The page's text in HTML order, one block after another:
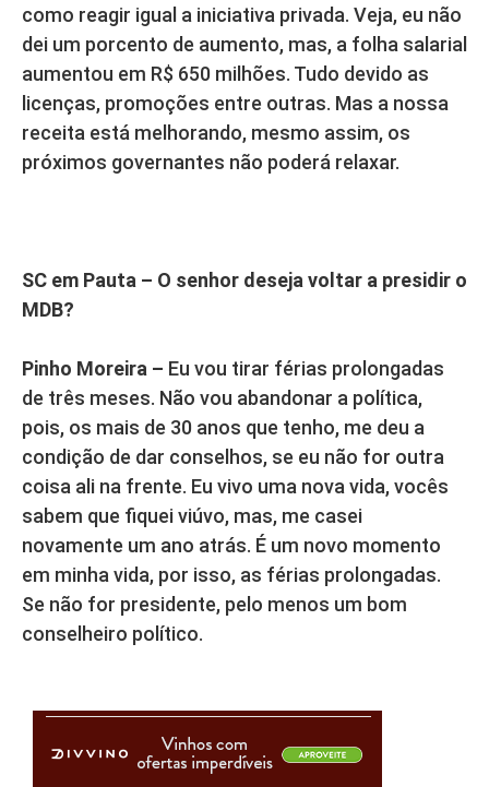
como reagir igual a iniciativa privada. Veja, eu não
dei um porcento de aumento, mas, a folha salarial
aumentou em R$ 650 milhões. Tudo devido as
licenças, promoções entre outras. Mas a nossa
receita está melhorando, mesmo assim, os
próximos governantes não poderá relaxar.
SC em Pauta – O senhor deseja voltar a presidir o
MDB?
Pinho Moreira – Eu vou tirar férias prolongadas
de três meses. Não vou abandonar a política,
pois, os mais de 30 anos que tenho, me deu a
condição de dar conselhos, se eu não for outra
coisa ali na frente. Eu vivo uma nova vida, vocês
sabem que fiquei viúvo, mas, me casei
novamente um ano atrás. É um novo momento
em minha vida, por isso, as férias prolongadas.
Se não for presidente, pelo menos um bom
conselheiro político.